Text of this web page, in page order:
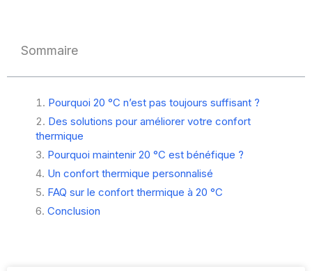
Sommaire
Pourquoi 20 °C n’est pas toujours suffisant ?
Des solutions pour améliorer votre confort
thermique
Pourquoi maintenir 20 °C est bénéfique ?
Un confort thermique personnalisé
FAQ sur le confort thermique à 20 °C
Conclusion